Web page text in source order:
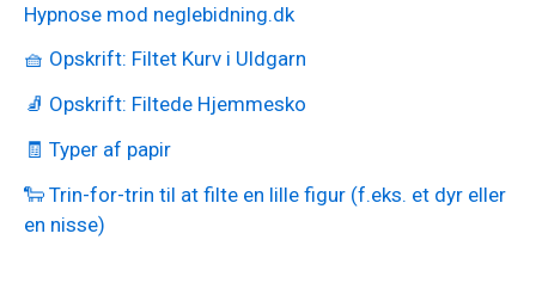
Hypnose mod neglebidning.dk
🧺 Opskrift: Filtet Kurv i Uldgarn
🧦 Opskrift: Filtede Hjemmesko
🧾 Typer af papir
🐑 Trin-for-trin til at filte en lille figur (f.eks. et dyr eller
en nisse)